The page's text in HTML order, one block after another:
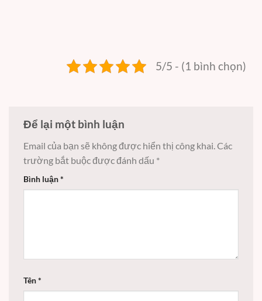
5/5 - (1 bình chọn)
Để lại một bình luận
Email của bạn sẽ không được hiển thị công khai.Các
trường bắt buộc được đánh dấu *
Bình luận*
Tên*